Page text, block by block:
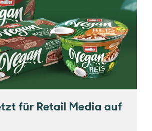
für Retail Media auf